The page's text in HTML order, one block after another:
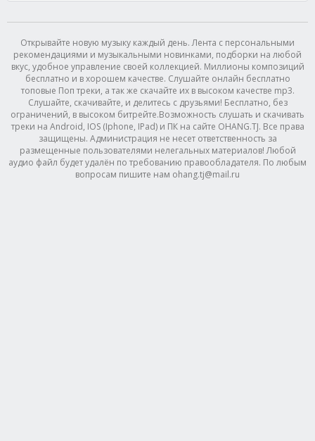
Открывайте новую музыку каждый день. Лента с персональными
рекомендациями и музыкальными новинками, подборки на любой
вкус, удобное управление своей коллекцией. Миллионы композиций
бесплатно и в хорошем качестве. Слушайте онлайн бесплатно
топовые Поп треки, а так же скачайте их в высоком качестве mp3.
Слушайте, скачивайте, и делитесь с друзьями! Бесплатно, без
ограничений, в высоком битрейте.Возможность слушать и скачивать
треки на Android, IOS (Iphone, IPad) и ПК на сайте OHANG.TJ. Все права
защищены. Администрация не несет ответственность за
размещенные пользователями нелегальных материалов! Любой
аудио файл будет удалён по требованию правообладателя. По любым
вопросам пишите нам ohang.tj@mail.ru